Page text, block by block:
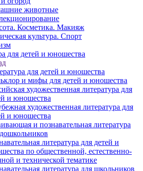
животные
Косметика. Макияж
культура. Спорт
для детей и юношества
для детей и юношества
и мифы для детей и юношества
художественная литература для
и юношества
художественная литература для
и юношества
и познавательная литература
литература для детей и
по общественной, естественно-
и технической тематике
литература для школьников